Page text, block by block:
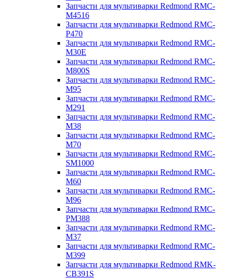
Запчасти для мультиварки Redmond RMC-
M4516
Запчасти для мультиварки Redmond RMC-
P470
Запчасти для мультиварки Redmond RMC-
M30E
Запчасти для мультиварки Redmond RMC-
M800S
Запчасти для мультиварки Redmond RMC-
M95
Запчасти для мультиварки Redmond RMC-
M291
Запчасти для мультиварки Redmond RMC-
M38
Запчасти для мультиварки Redmond RMC-
M70
Запчасти для мультиварки Redmond RMC-
SM1000
Запчасти для мультиварки Redmond RMC-
M60
Запчасти для мультиварки Redmond RMC-
M96
Запчасти для мультиварки Redmond RMC-
PM388
Запчасти для мультиварки Redmond RMC-
M37
Запчасти для мультиварки Redmond RMC-
M399
Запчасти для мультиварки Redmond RMK-
CB391S